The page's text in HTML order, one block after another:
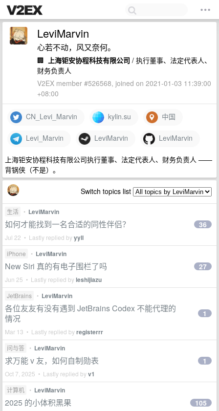
LeviMarvin
心若不动，风又奈何。
🏢 上海钜安协程科技有限公司 / 执行董事、法定代表人、
财务负责人
V2EX member #526568, joined on 2021-01-03 11:39:00
+08:00
CN_Levi_Marvin kylin.su 中国
Levi_Marvin LeviMarvin LeviMarvin
上海钜安协程科技有限公司执行董事、法定代表人、财务负责人 ——
背锅侠（不是）。
Switch topics list
生活 • LeviMarvin
如何才能找到一名合适的同性伴侣？
Jul 22 • Lastly replied byyyll
36
iPhone • LeviMarvin
New Siri 真的有电子围栏了吗
Jun 25 • Lastly replied byleshijiazu
27
JetBrains • LeviMarvin
各位友友有没有遇到 JetBrains Codex 不能代理的
情况
Mar 13 • Lastly replied byregisterrr
1
问与答 • LeviMarvin
求万能 v 友，如何自制勋表
Oct 7, 2025 • Lastly replied byv1
1
计算机 • LeviMarvin
2025 的小体积黑果 105